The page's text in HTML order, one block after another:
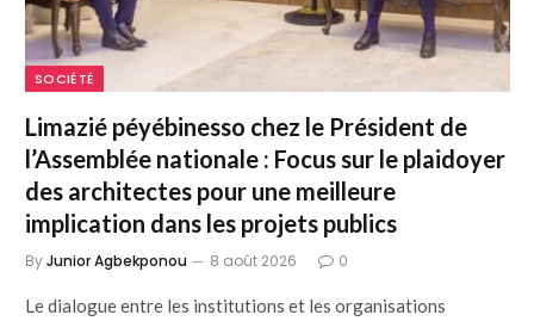
SOCIÉTÉ
Limazié péyébinesso chez le Président de
l’Assemblée nationale : Focus sur le plaidoyer
des architectes pour une meilleure
implication dans les projets publics
ByJunior Agbekponou 8 août 2026 0
Le dialogue entre les institutions et les organisations